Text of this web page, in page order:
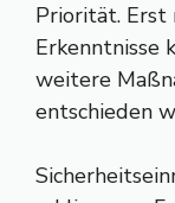
Priorität. Erst
Erkenntnisse
weitere
entschieden